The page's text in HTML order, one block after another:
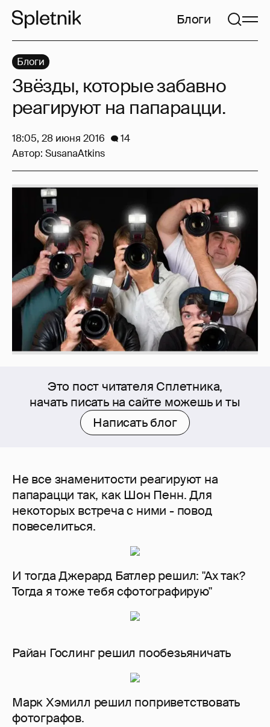
Блоги
Это пост читателя Сплетника,
начать писать на сайте можешь и ты
Написать блог
Не все знаменитости реагируют на
папарацци так, как Шон Пенн. Для
некоторых встреча с ними - повод
повеселиться.
И тогда Джерард Батлер решил: "Ах так?
Тогда я тоже тебя сфотографирую"
Райан Гослинг решил пообезьяничать
Марк Хэмилл решил поприветствовать
фотографов.
Блоги
Звёзды, которые забавно
реагируют на папарацци.
18:05, 28 июня 2016
14
Автор: SusanaAtkins